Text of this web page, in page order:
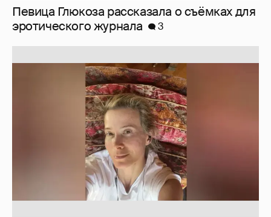
Певица Глюкоза рассказала о съёмках для
эротического журнала
3